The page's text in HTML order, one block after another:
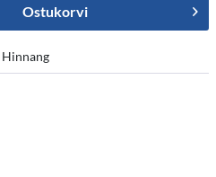
Ostukorvi
Hinnang